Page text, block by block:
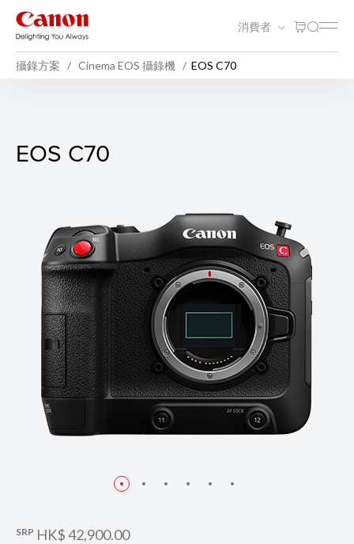
消費者
攝錄方案 Cinema EOS 攝錄機 EOS C70
EOS C70
EOS C70
SRP HK$ 42,900.00